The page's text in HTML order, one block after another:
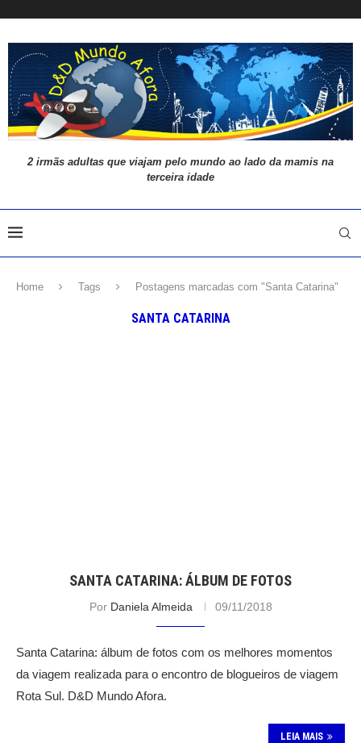
2 irmãs adultas que viajam pelo mundo ao lado da mamis na
terceira idade
Home Tags Postagens marcadas com "Santa Catarina"
SANTA CATARINA
SANTA CATARINA: ÁLBUM DE FOTOS
Por Daniela Almeida 09/11/2018
Santa Catarina: álbum de fotos com os melhores momentos
da viagem realizada para o encontro de blogueiros de viagem
Rota Sul. D&D Mundo Afora.
LEIA MAIS